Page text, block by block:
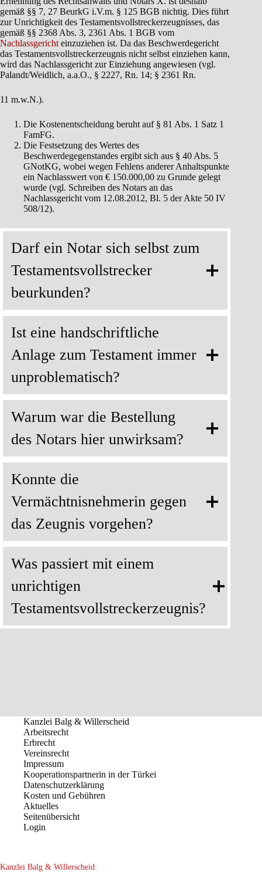
gemäß §§ 7, 27 BeurkG i.V.m. § 125 BGB nichtig. Dies führt
zur Unrichtigkeit des Testamentsvollstreckerzeugnisses, das
gemäß §§ 2368 Abs. 3, 2361 Abs. 1 BGB vom
Nachlassgericht einzuziehen ist. Da das Beschwerdegericht
das Testamentsvollstreckerzeugnis nicht selbst einziehen kann,
wird das Nachlassgericht zur Einziehung angewiesen (vgl.
Palandt/Weidlich, a.a.O., § 2227, Rn. 14; § 2361 Rn.
11 m.w.N.).
Die Kostenentscheidung beruht auf § 81 Abs. 1 Satz 1
FamFG.
Die Festsetzung des Wertes des
Beschwerdegegenstandes ergibt sich aus § 40 Abs. 5
GNotKG, wobei wegen Fehlens anderer Anhaltspunkte
ein Nachlasswert von € 150.000,00 zu Grunde gelegt
wurde (vgl. Schreiben des Notars an das
Nachlassgericht vom 12.08.2012, Bl. 5 der Akte 50 IV
508/12).
Darf ein Notar sich selbst zum
Testamentsvollstrecker
beurkunden?
Ist eine handschriftliche
Anlage zum Testament immer
unproblematisch?
Warum war die Bestellung
des Notars hier unwirksam?
Konnte die
Vermächtnisnehmerin gegen
das Zeugnis vorgehen?
Was passiert mit einem
unrichtigen
Testamentsvollstreckerzeugnis?
Kanzlei Balg & Willerscheid
Arbeitsrecht
Erbrecht
Vereinsrecht
Impressum
Kooperationspartnerin in der Türkei
Datenschutzerklärung
Kosten und Gebühren
Aktuelles
Seitenübersicht
Login
Kanzlei Balg & Willerscheid: